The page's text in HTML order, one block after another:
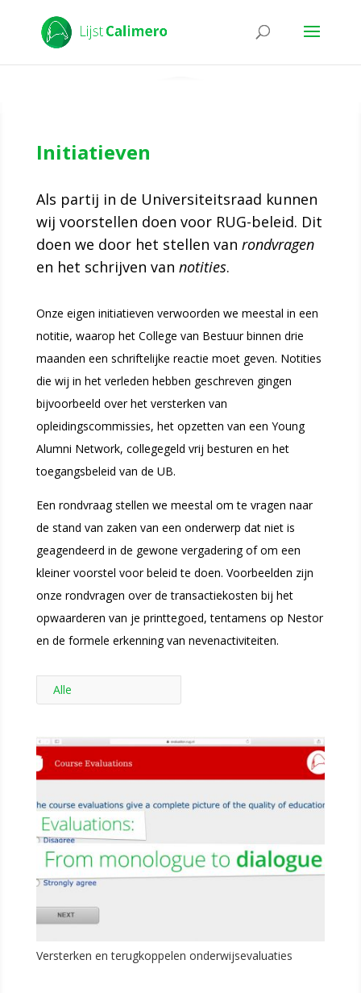
Initiatieven
Als partij in de Universiteitsraad kunnen
wij voorstellen doen voor RUG-beleid. Dit
doen we door het stellen van rondvragen
en het schrijven van notities.
Onze eigen initiatieven verwoorden we meestal in een
notitie, waarop het College van Bestuur binnen drie
maanden een schriftelijke reactie moet geven. Notities
die wij in het verleden hebben geschreven gingen
bijvoorbeeld over het versterken van
opleidingscommissies, het opzetten van een Young
Alumni Network, collegegeld vrij besturen en het
toegangsbeleid van de UB.
Een rondvraag stellen we meestal om te vragen naar
de stand van zaken van een onderwerp dat niet is
geagendeerd in de gewone vergadering of om een
kleiner voorstel voor beleid te doen. Voorbeelden zijn
onze rondvragen over de transactiekosten bij het
opwaarderen van je printtegoed, tentamens op Nestor
en de formele erkenning van nevenactiviteiten.
Alle
Versterken en terugkoppelen onderwijsevaluaties